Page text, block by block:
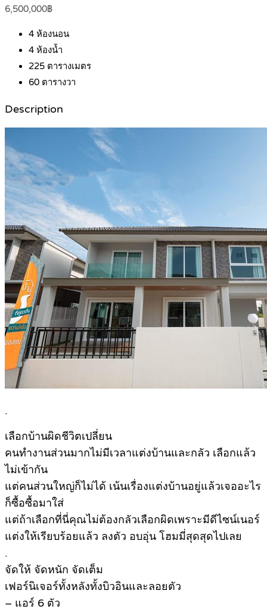
6,500,000฿
4 ห้องนอน
4 ห้องน้ำ
225 ตารางเมตร
60 ตารางวา
Description
.
เลือกบ้านผิดชีวิตเปลี่ยน
คนทำงานส่วนมากไม่มีเวลาแต่งบ้านและกลัว เลือกแล้ว
ไม่เข้ากัน
แต่คนส่วนใหญ่ก็ไม่ได้ เน้นเรื่องแต่งบ้านอยู่แล้วเจออะไร
ก็ซื้อซื้อมาใส่
แต่ถ้าเลือกที่นี่คุณไม่ต้องกลัวเลือกผิดเพราะมีดีไซน์เนอร์
แต่งให้เรียบร้อยแล้ว ลงตัว อบอุ่น โฮมมี่สุดสุดไปเลย
.
จัดให้ จัดหนัก จัดเต็ม
เฟอร์นิเจอร์ทั้งหลังทั้งบิวอินและลอยตัว
– แอร์ 6 ตัว